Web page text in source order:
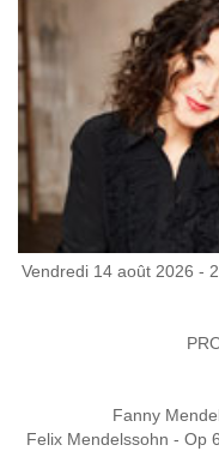
Vendredi 14 août 2026 -
Fanny
Felix Mendelssohn - Op